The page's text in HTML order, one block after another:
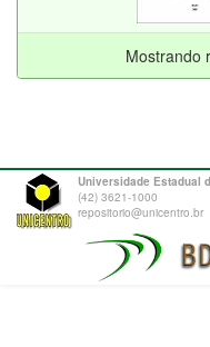
Mostrando
Universidade Estadual
(42) 3621-1000
repositorio@unicentro.br